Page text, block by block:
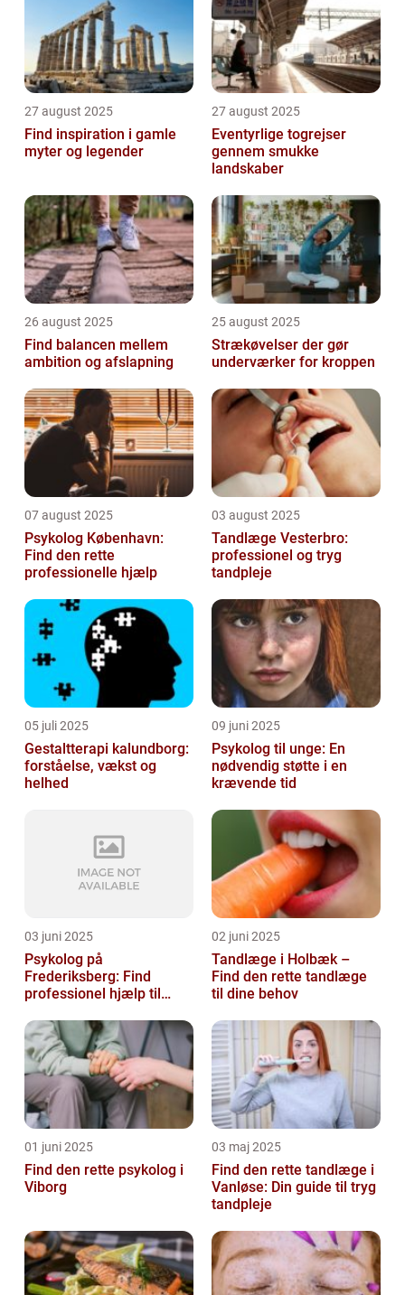
27 august 2025
Find inspiration i gamle
myter og legender
27 august 2025
Eventyrlige togrejser
gennem smukke
landskaber
26 august 2025
Find balancen mellem
ambition og afslapning
25 august 2025
Strækøvelser der gør
underværker for kroppen
07 august 2025
Psykolog København:
Find den rette
professionelle hjælp
03 august 2025
Tandlæge Vesterbro:
professionel og tryg
tandpleje
05 juli 2025
Gestaltterapi kalundborg:
forståelse, vækst og
helhed
09 juni 2025
Psykolog til unge: En
nødvendig støtte i en
krævende tid
03 juni 2025
Psykolog på
Frederiksberg: Find
professionel hjælp til
02 juni 2025
Tandlæge i Holbæk –
Find den rette tandlæge
til dine behov
01 juni 2025
Find den rette psykolog i
Viborg
03 maj 2025
Find den rette tandlæge i
Vanløse: Din guide til tryg
tandpleje